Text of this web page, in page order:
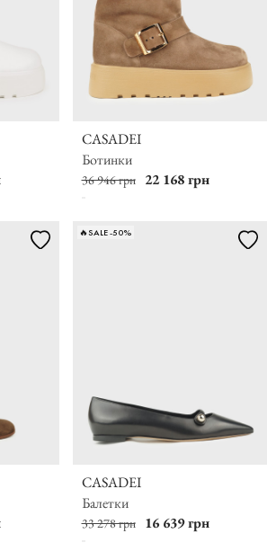
CASADEI
Ботинки
36 946 грн 22 168 грн
🔥SALE -50%
CASADEI
Балетки
33 278 грн 16 639 грн